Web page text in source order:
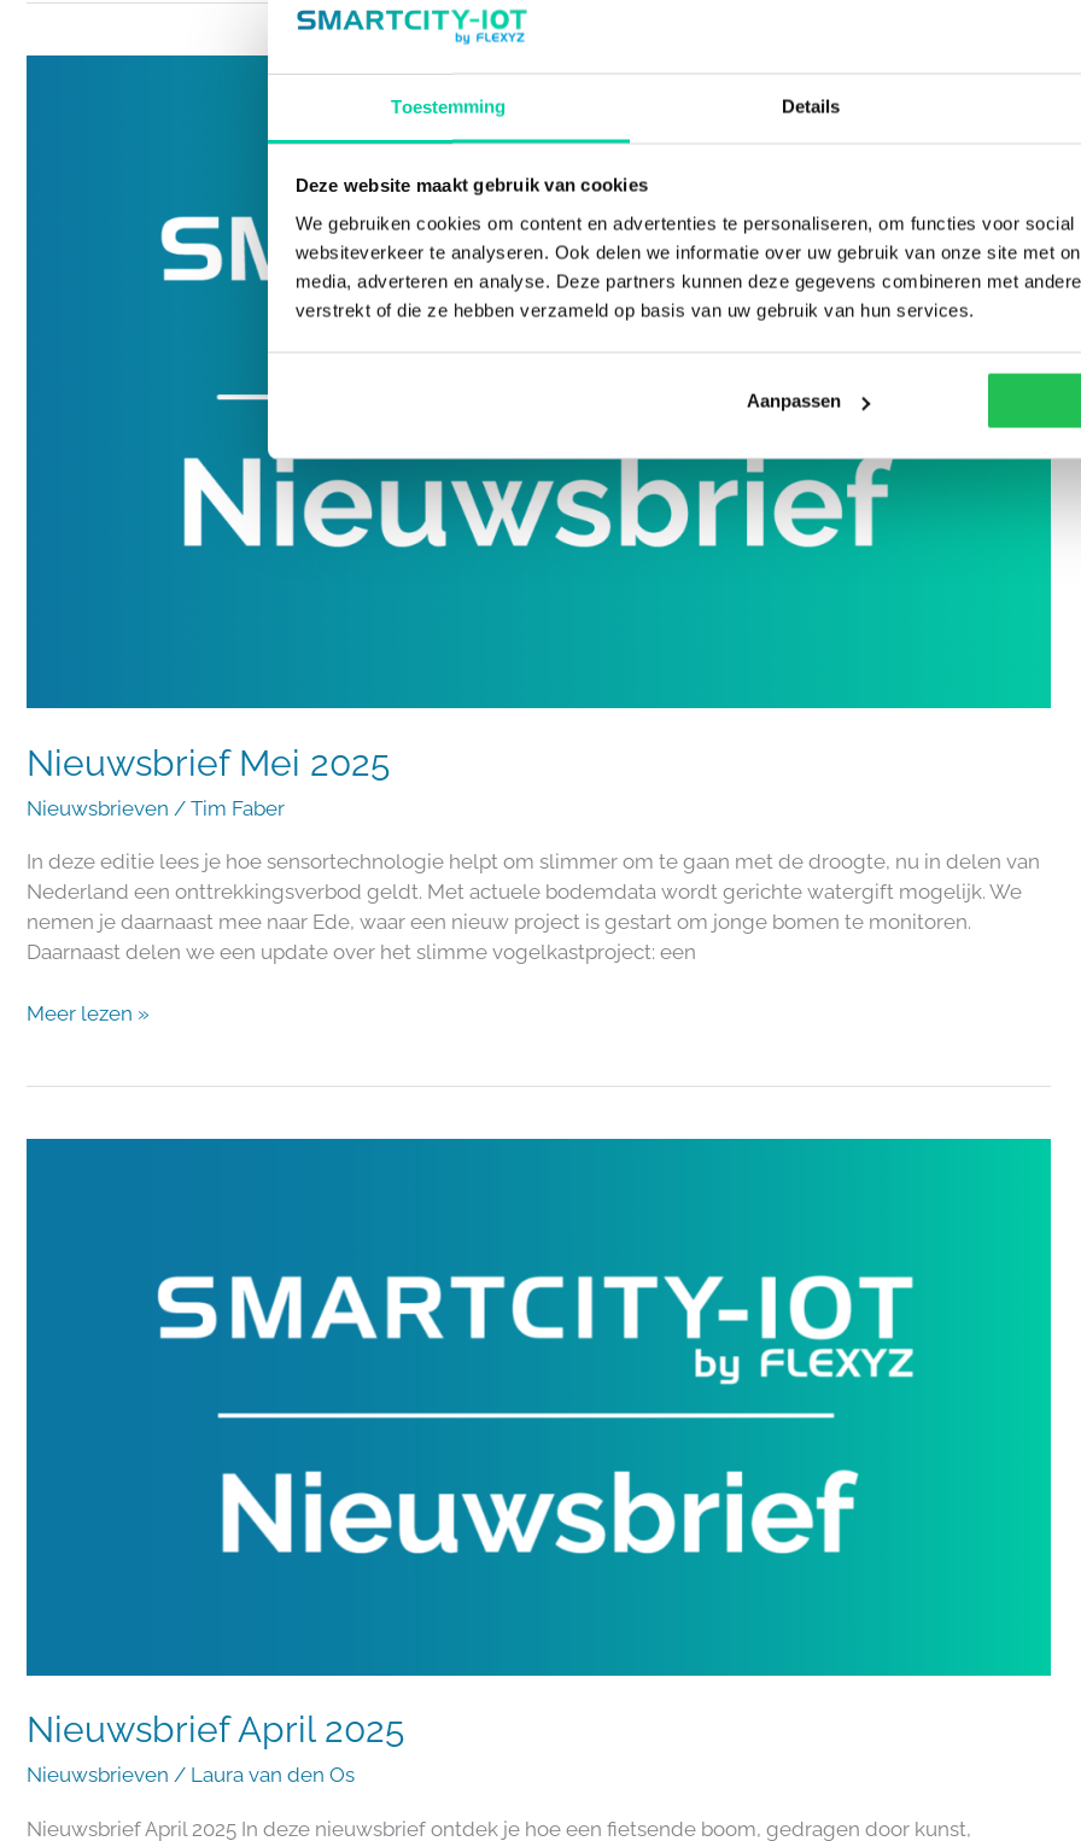
Toestemming Details
Deze website maakt gebruik van cookies
We gebruiken cookies om content en advertenties te personaliseren, om functies voor
websiteverkeer te analyseren. Ook delen we informatie over uw gebruik van onze site met
media, adverteren en analyse. Deze partners kunnen deze gegevens combineren met
verstrekt of die ze hebben verzameld op basis van uw gebruik van hun services.
Aanpassen
Nieuwsbrief Mei 2025
Nieuwsbrieven / Tim Faber
In deze editie lees je hoe sensortechnologie helpt om slimmer om te gaan met de droogte, nu in delen van
Nederland een onttrekkingsverbod geldt. Met actuele bodemdata wordt gerichte watergift mogelijk. We
nemen je daarnaast mee naar Ede, waar een nieuw project is gestart om jonge bomen te monitoren.
Daarnaast delen we een update over het slimme vogelkastproject: een
Meer lezen »
Nieuwsbrief April 2025
Nieuwsbrieven / Laura van den Os
Nieuwsbrief April 2025 In deze nieuwsbrief ontdek je hoe een fietsende boom, gedragen door kunst,